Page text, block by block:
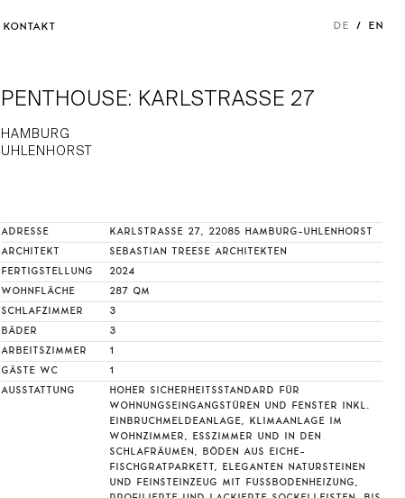
KONTAKT DE EN
PENTHOUSE: KARLSTRASSE 27
HAMBURG
UHLENHORST
ADRESSE KARLSTRASSE 27, 22085 HAMBURG-UHLENHORST
ARCHITEKT SEBASTIAN TREESE ARCHITEKTEN
FERTIGSTELLUNG 2024
WOHNFLÄCHE 287 QM
SCHLAFZIMMER 3
BÄDER 3
ARBEITSZIMMER 1
GÄSTE WC 1
AUSSTATTUNG
HOHER SICHERHEITSSTANDARD FÜR
WOHNUNGSEINGANGSTÜREN UND FENSTER INKL.
EINBRUCHMELDEANLAGE, KLIMAANLAGE IM
WOHNZIMMER, ESSZIMMER UND IN DEN
SCHLAFRÄUMEN, BÖDEN AUS EICHE-
FISCHGRATPARKETT, ELEGANTEN NATURSTEINEN
UND FEINSTEINZEUG MIT FUSSBODENHEIZUNG, P